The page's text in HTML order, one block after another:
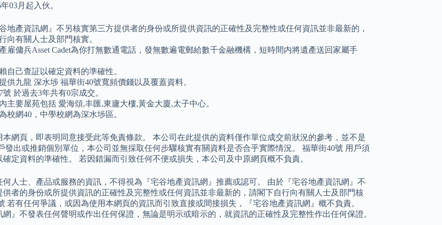
03月起入伙。
地產資訊網』不另核實第三方提供者的身份或所提供資訊的正確性及完整性或任何資訊並非最新的，
向有關人士及部門核實。
雇傭兵Asset Cadet為你打無數通電話，發無數遍電郵給數千金融機構，短時間内將遺產送回家屬手
自己查証以確定資料的準確性。
供九龍 深水埗 福華街40號寬頻價錢以及覆蓋資料。
號 於過去3年共有0宗成交。
主要屋苑包括 愛海頌,丰匯,東廬大樓,黃金大廈,太子中心。
校網40，中學校網為深水埗區。
本網頁，即表明同意接受此等免責條款。 本公司在此提供的資料僅作單位成交前狀況的參考，並不是
發出或推銷個別單位，本公司並無採取任何步驟核實有關資料是否合乎實際情況。 福華街40號 用戶須
定資料的準確性。 若因錯漏而引致任何不便或損失，本公司及中原網頁概不負責。
何人士、產品或服務的資訊，不得視為『宅谷地產資訊網』推薦或認可。 由於『宅谷地產資訊網』不
供者的身份或所提供資訊的正確性及完整性或任何資訊並非最新的，請閣下自行向有關人士及部門核
若有任何爭議，或因為使用本網頁的資訊而引致直接或間接損失，『宅谷地產資訊網』概不負責。
網』不發表任何聲明或作出任何保證，無論是明示或暗示的，就資訊的正確性及完整性作出任何保證。